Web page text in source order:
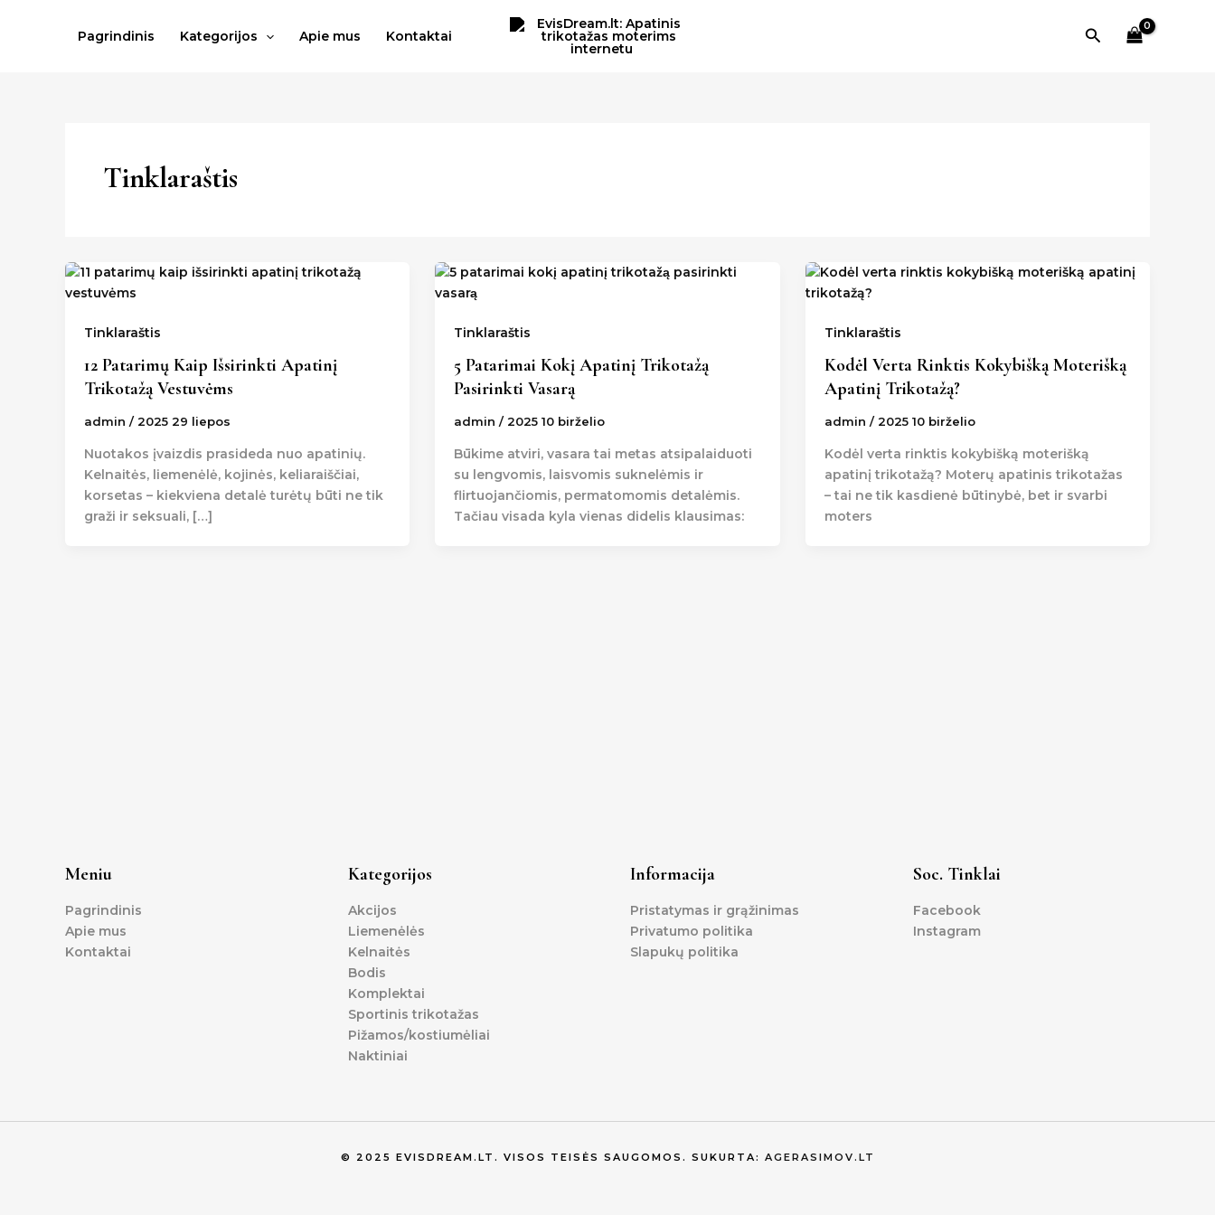
Pagrindinis Kategorijos Apie mus Kontaktai Paieška
Tinklaraštis
Tinklaraštis
12 Patarimų Kaip Išsirinkti Apatinį
Trikotažą Vestuvėms
admin /2025 29 liepos
Nuotakos įvaizdis prasideda nuo apatinių.
Kelnaitės, liemenėlė, kojinės, keliaraiščiai,
korsetas – kiekviena detalė turėtų būti ne tik
graži ir seksuali, […]
Tinklaraštis
5 Patarimai Kokį Apatinį Trikotažą
Pasirinkti Vasarą
admin/2025 10 birželio
Būkime atviri, vasara tai metas atsipalaiduoti
su lengvomis, laisvomis suknelėmis ir
flirtuojančiomis, permatomomis detalėmis.
Tačiau visada kyla vienas didelis klausimas:
Tinklaraštis
Kodėl Verta Rinktis Kokybišką Moterišką
Apatinį Trikotažą?
admin /2025 10 birželio
Kodėl verta rinktis kokybišką moterišką
apatinį trikotažą? Moterų apatinis trikotažas
– tai ne tik kasdienė būtinybė, bet ir svarbi
moters
Meniu
Pagrindinis
Apie mus
Kontaktai
Kategorijos
Akcijos
Liemenėlės
Kelnaitės
Bodis
Komplektai
Sportinis trikotažas
Pižamos/kostiumėliai
Naktiniai
Informacija
Pristatymas ir grąžinimas
Privatumo politika
Slapukų politika
Soc. Tinklai
Facebook
Instagram
© 2025 EVISDREAM.LT. VISOS TEISĖS SAUGOMOS. SUKURTA: AGERASIMOV.LT